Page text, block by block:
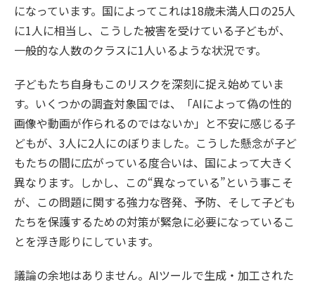
になっています。国によってこれは18歳未満人口の25人
に1人に相当し、こうした被害を受けている子どもが、
一般的な人数のクラスに1人いるような状況です。
子どもたち自身もこのリスクを深刻に捉え始めていま
す。いくつかの調査対象国では、「AIによって偽の性的
画像や動画が作られるのではないか」と不安に感じる子
どもが、3人に2人にのぼりました。こうした懸念が子ど
もたちの間に広がっている度合いは、国によって大きく
異なります。しかし、この“異なっている”という事こそ
が、この問題に関する強力な啓発、予防、そして子ども
たちを保護するための対策が緊急に必要になっているこ
とを浮き彫りにしています。
議論の余地はありません。AIツールで生成・加工された